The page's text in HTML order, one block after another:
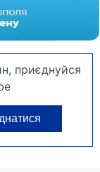
приєднуйся